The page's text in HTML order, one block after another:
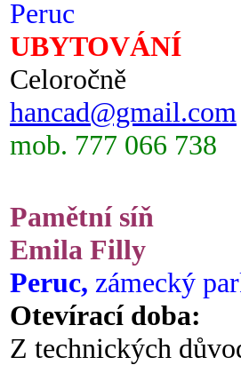
Peruc
UBYTOVÁNÍ
Celoročně
hancad@gmail.com
mob. 777 066 738
Pamětní síň
Emila Filly
Peruc, zámecký
Otevírací doba:
Z technických